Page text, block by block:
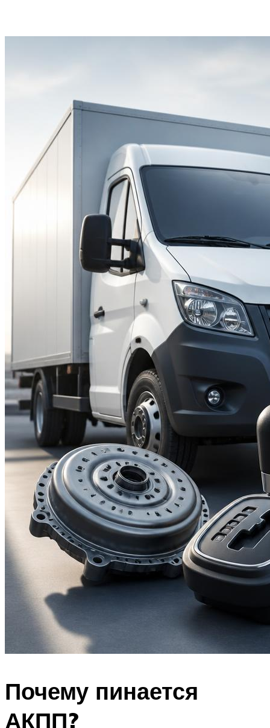
Почему пинается
АКПП?